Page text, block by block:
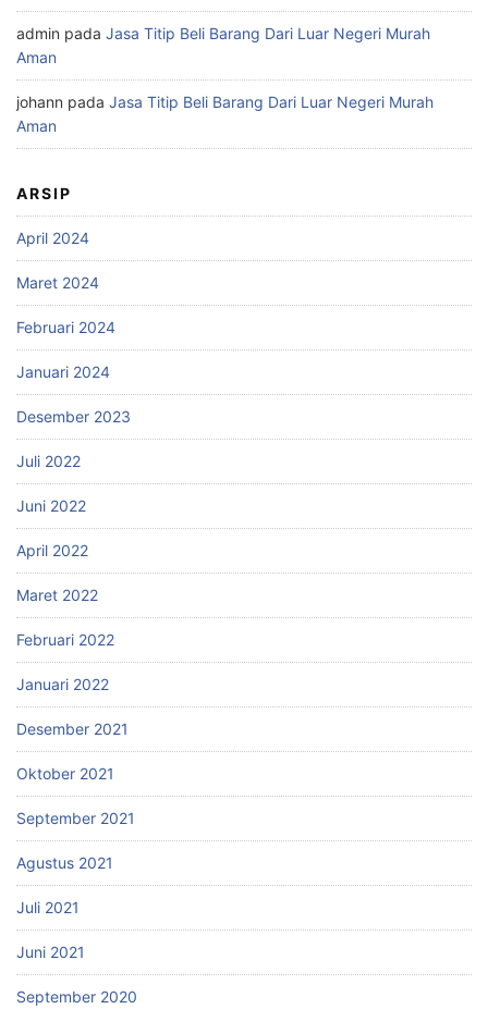
admin pada Jasa Titip Beli Barang Dari Luar Negeri Murah
Aman
johann pada Jasa Titip Beli Barang Dari Luar Negeri Murah
Aman
ARSIP
April 2024
Maret 2024
Februari 2024
Januari 2024
Desember 2023
Juli 2022
Juni 2022
April 2022
Maret 2022
Februari 2022
Januari 2022
Desember 2021
Oktober 2021
September 2021
Agustus 2021
Juli 2021
Juni 2021
September 2020